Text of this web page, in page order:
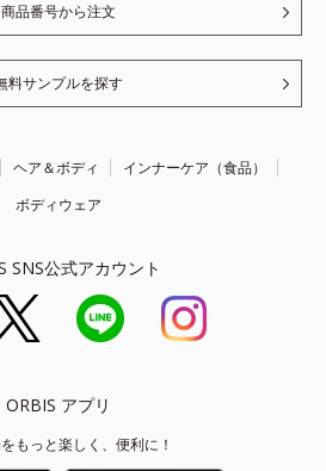
商品番号から注文
料サンプルを探す
ヘア＆ボディ
インナーケア（食品）
ボディウェア
SNS公式アカウント
ORBIS アプリ
もっと楽しく、便利に！